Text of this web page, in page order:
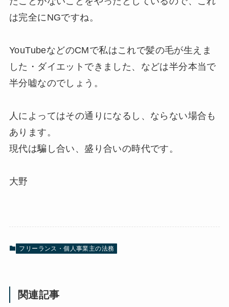
は完全にNGですね。
YouTubeなどのCMで私はこれで髪の毛が生えま
した・ダイエットできました、などは半分本当で
半分嘘なのでしょう。
人によってはその通りになるし、ならない場合も
あります。
現代は騙し合い、盛り合いの時代です。
大野
フリーランス・個人事業主の法務
関連記事